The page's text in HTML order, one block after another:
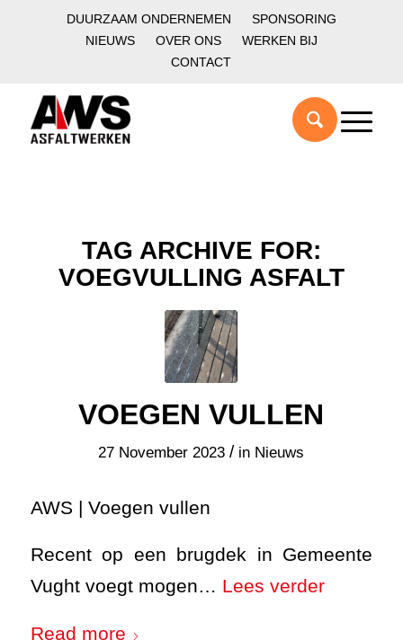
DUURZAAM ONDERNEMEN
SPONSORING
NIEUWS
OVER ONS
WERKEN BIJ
CONTACT
TAG ARCHIVE FOR:
VOEGVULLING ASFALT
VOEGEN VULLEN
27 November 2023 / in Nieuws
AWS | Voegen vullen
Recent op een brugdek in Gemeente
Vught voegt mogen… Lees verder
Read more